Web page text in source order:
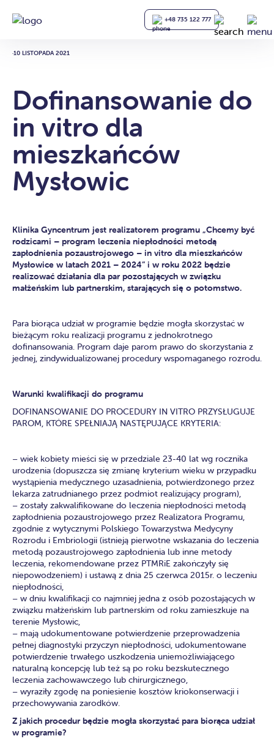
+48 735 122 777
·10 LISTOPADA 2021
Dofinansowanie do
in vitro dla
mieszkańców
Mysłowic
Klinika Gyncentrum jest realizatorem programu „Chcemy być
rodzicami – program leczenia niepłodności metodą
zapłodnienia pozaustrojowego – in vitro dla mieszkańców
Mysłowice w latach 2021 – 2024” i w roku 2022 będzie
realizować działania dla par pozostających w związku
małżeńskim lub partnerskim, starających się o potomstwo.
Para biorąca udział w programie będzie mogła skorzystać w
bieżącym roku realizacji programu z jednokrotnego
dofinansowania. Program daje parom prawo do skorzystania z
jednej, zindywidualizowanej procedury wspomaganego rozrodu.
Warunki kwalifikacji do programu
DOFINANSOWANIE DO PROCEDURY IN VITRO PRZYSŁUGUJE
PAROM, KTÓRE SPEŁNIAJĄ NASTĘPUJĄCE KRYTERIA:
– wiek kobiety mieści się w przedziale 23-40 lat wg rocznika
urodzenia (dopuszcza się zmianę kryterium wieku w przypadku
wystąpienia medycznego uzasadnienia, potwierdzonego przez
lekarza zatrudnianego przez podmiot realizujący program),
– zostały zakwalifikowane do leczenia niepłodności metodą
zapłodnienia pozaustrojowego przez Realizatora Programu,
zgodnie z wytycznymi Polskiego Towarzystwa Medycyny
Rozrodu i Embriologii (istnieją pierwotne wskazania do leczenia
metodą pozaustrojowego zapłodnienia lub inne metody
leczenia, rekomendowane przez PTMRiE zakończyły się
niepowodzeniem) i ustawą z dnia 25 czerwca 2015r. o leczeniu
niepłodności,
– w dniu kwalifikacji co najmniej jedna z osób pozostających w
związku małżeńskim lub partnerskim od roku zamieszkuje na
terenie Mysłowic,
– mają udokumentowane potwierdzenie przeprowadzenia
pełnej diagnostyki przyczyn niepłodności, udokumentowane
potwierdzenie trwałego uszkodzenia uniemożliwiającego
naturalną koncepcję lub też są po roku bezskutecznego
leczenia zachowawczego lub chirurgicznego,
– wyraziły zgodę na poniesienie kosztów kriokonserwacji i
przechowywania zarodków.
Z jakich procedur będzie mogła skorzystać para biorąca udział
w programie?